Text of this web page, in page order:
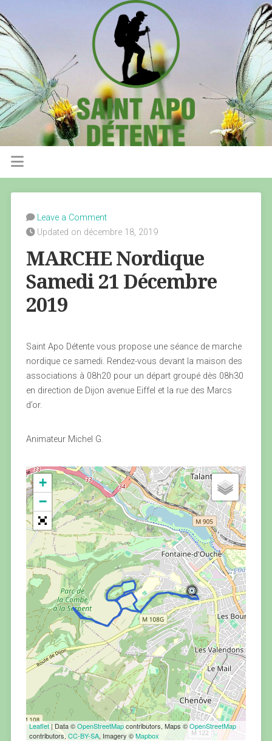
Leave a Comment
Updated on décembre 18, 2019
MARCHE Nordique
Samedi 21 Décembre
2019
Saint Apo Détente vous propose une séance de marche
nordique ce samedi. Rendez-vous devant la maison des
associations à 08h20 pour un départ groupé dès 08h30
en direction de Dijon avenue Eiffel et la rue des Marcs
d’or.
Animateur Michel G.
+
−
Leaflet| Data ©OpenStreetMapcontributors, Maps ©OpenStreetMap
contributors,CC-BY-SA, Imagery ©Mapbox